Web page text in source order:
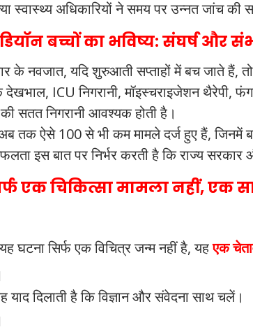
स्वास्थ्य अधिकारियों ने समय पर उन्नत जांच की
बच्चों का भविष्य: संघर्ष और
के नवजात, यदि शुरुआती सप्ताहों में बच जाते हैं,
ICU निगरानी, मॉइस्चराइजेशन थैरेपी,
की सतत निगरानी आवश्यक होती है।
तक ऐसे 100 से भी कम मामले दर्ज हुए हैं, जिनमें
इस बात पर निर्भर करती है कि राज्य सरकार
एक चिकित्सा मामला नहीं, एक
यह घटना सिर्फ एक विचित्र जन्म नहीं है, यहएक
याद दिलाती है कि विज्ञान और संवेदना साथ चलें।